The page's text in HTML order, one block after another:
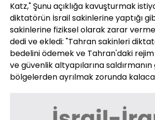
Katz," Şunu açıklığa kavuşturmak
diktatörün İsrail sakinlerine yaptığı
sakinlerine fiziksel olarak zarar
dedi ve ekledi: "Tahran sakinleri
bedelini ödemek ve Tahran'daki
ve güvenlik altyapılarına
bölgelerden ayrılmak zorunda